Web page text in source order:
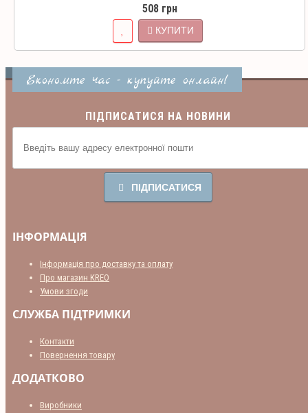
508 грн
КУПИТИ
Економте час - купуйте онлайн!
ПІДПИСАТИСЯ НА НОВИНИ
ПІДПИСАТИСЯ
ІНФОРМАЦІЯ
Інформація про доставку та оплату
Про магазин KREO
Умови згоди
СЛУЖБА ПІДТРИМКИ
Контакти
Повернення товару
ДОДАТКОВО
Виробники